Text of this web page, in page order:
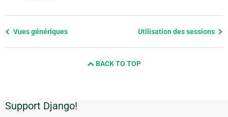
Previous
Vues génériques Utilisation des sessions
BACK TO TOP
Informations
Support Django!